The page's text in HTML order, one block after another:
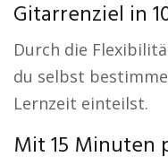
Gitarrenziel in
Durch die
du selbst
Lernzeit einteilst.
Mit 15 Minuten